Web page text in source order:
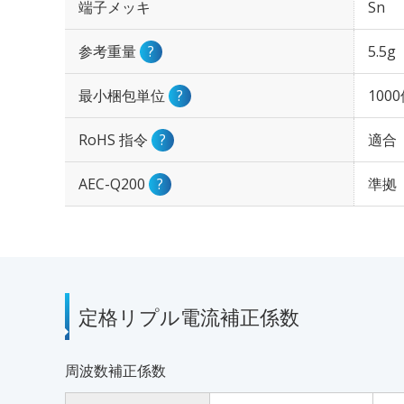
端子メッキ Sn
参考重量 ? 5.5g
最小梱包単位 ?
RoHS 指令 ? 適合
AEC-Q200 ? 準拠
定格リプル電流補正係数
周波数補正係数